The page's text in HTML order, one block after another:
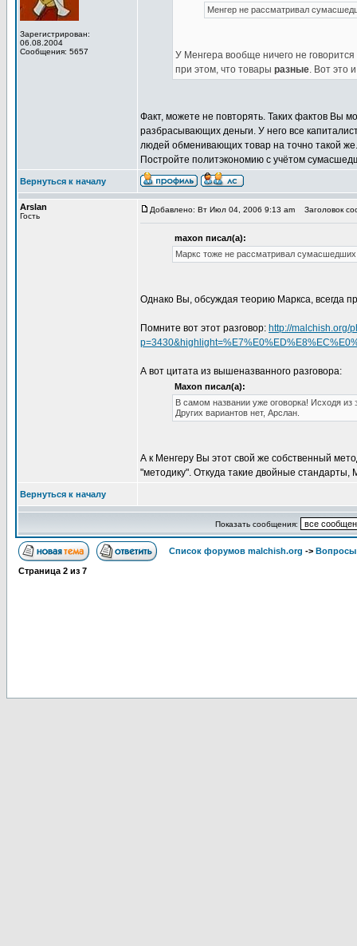
Зарегистрирован:
06.08.2004
Сообщения: 5657
Менгер не рассматривал
У Менгера вообще ничего не
при этом, что товары разные. Вот это
Факт, можете не повторять. Таких фактов Вы
разбрасывающих деньги. У него все
людей обменивающих товар на точно такой
Постройте политэкономию с учётом
Вернуться к началу
Arslan
Гость
Добавлено: Вт Июл 04, 2006 9:13 am Заголовок
maxon писал(а):
Маркс тоже не рассматривал
Однако Вы, обсуждая теорию Маркса, всегда
Помните вот этот разговор: http://malchish.org/
А вот цитата из вышеназванного разговора:
Maxon писал(а):
В самом названии уже оговорка! Исходя
Других вариантов нет, Арслан.
А к Менгеру Вы этот свой же собственный
"методику". Откуда такие двойные стандарты,
Вернуться к началу
Показать сообщения:
Список форумов malchish.org -> Вопросы
Страница 2 из 7